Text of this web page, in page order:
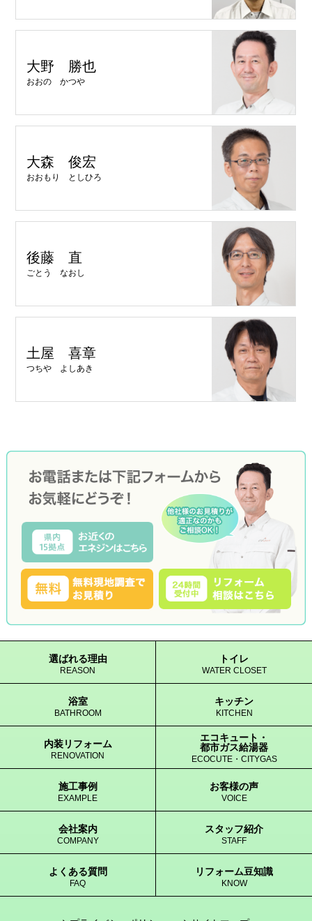
大野 勝也
おおの かつや
大森 俊宏
おおもり としひろ
後藤 直
ごとう なおし
土屋 喜章
つちや よしあき
選ばれる理由
REASON
トイレ
WATER CLOSET
浴室
BATHROOM
キッチン
KITCHEN
内装リフォーム
RENOVATION
エコキュート・
都市ガス給湯器
ECOCUTE・CITYGAS
施工事例
EXAMPLE
お客様の声
VOICE
会社案内
COMPANY
スタッフ紹介
STAFF
よくある質問
FAQ
リフォーム豆知識
KNOW